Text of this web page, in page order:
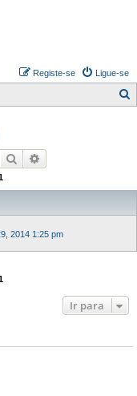
Ligue-se
Registe-se
i
Pesquisar
2014 1:25 pm
Ir para